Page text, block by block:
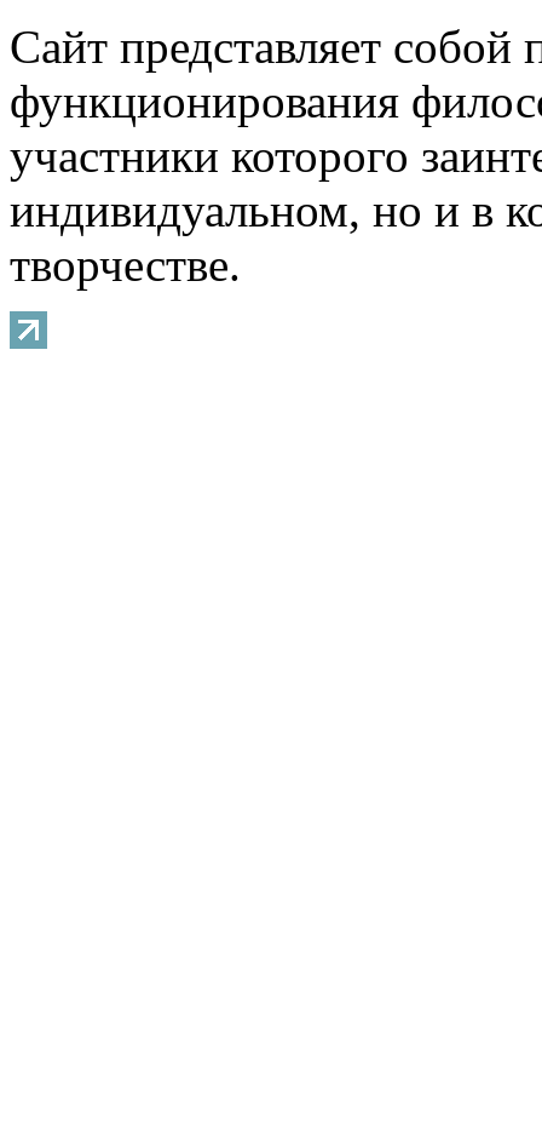
Сайт представляет собой
функционирования
участники которого
индивидуальном, но и в
творчестве.